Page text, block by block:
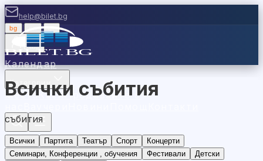
help@bilet.bg
bg |
Вход
Календар
Категории
МестаКасиПродавайте с
Всички събития
събития
Всички Партита Театър Спорт
Концерти
Семинари, Конференции , обучения
Фестивали
Детски